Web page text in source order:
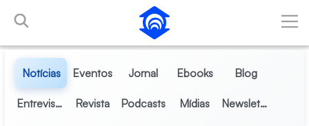
Pular para o Conteúdo principal
Notícias Eventos Jornal Ebooks Blog
Entrevistas Revista Podcasts Mídias Newsletter